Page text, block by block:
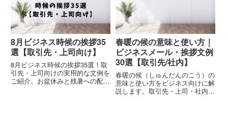
8月ビジネス時候の挨拶35
選【取引先・上司向け】
8月ビジネス時候の挨拶35選！取
引先・上司向けの実用的な文例を
ご紹介。お盆休みと残暑への配慮
春暖の候の意味と使い方｜
ビジネスメール・挨拶文例
30選【取引先/社内】
春暖の候（しゅんだんのこう）の
意味と使い方をビジネス向けに解
説します。取引先・上司・社内で